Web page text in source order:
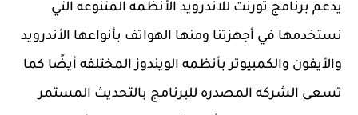
يدعم برنامج تورنت للاندرويد الأنظمه المتنوعه التي
نستخدمها في أجهزتنا ومنها الهواتف بأنواعها الأندرويد
والأيفون والكمبيوتر بأنظمه الويندوز المختلفه أيضًا كما
تسعى الشركه المصدره للبرنامج بالتحديث المستمر